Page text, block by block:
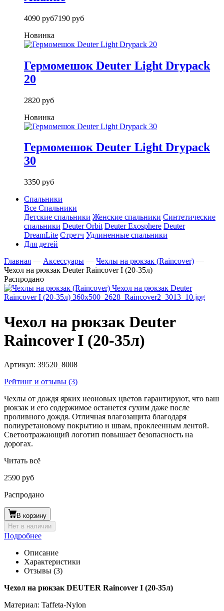
4090 руб7190 руб
Новинка
Гермомешок Deuter Light Drypack
20
2820 руб
Новинка
Гермомешок Deuter Light Drypack
30
3350 руб
Спальники
Все Спальники
Детские спальники Женские спальники Синтетические
спальники Deuter Orbit Deuter Exosphere Deuter
DreamLite Стретч Удлиненные спальники
Для детей
Главная — Аксессуары — Чехлы на рюкзак (Raincover) —
Чехол на рюкзак Deuter Raincover I (20-35л)
Распродано
Чехол на рюкзак Deuter
Raincover I (20-35л)
Артикул: 39520_8008
Рейтинг и отзывы (3)
Чехлы от дождя ярких неоновых цветов гарантируют, что ваш
рюкзак и его содержимое останется сухим даже после
проливного дождя. Отличная влагозащита благодаря
полиуретановому покрытию и швам, проклеенным лентой.
Светоотражающий логотип повышает безопасность на
дорогах.
Читать всё
2590 руб
Распродано
В корзину
Нет в наличии
Подробнее
Описание
Характеристики
Отзывы (3)
Чехол на рюкзак DEUTER Raincover I (20-35л)
Материал: Taffeta-Nylon